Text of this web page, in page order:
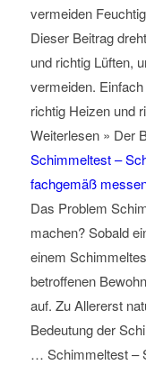
vermeiden
Dieser Beitrag
und richtig Lüften,
vermeiden.
richtig Heizen und
Weiterlesen » Der
Schimmeltest –
fachgemäß
Das Problem
machen? Sobald
einem
betroffenen
auf. Zu Allererst
Bedeutung der
… Schimmeltest –